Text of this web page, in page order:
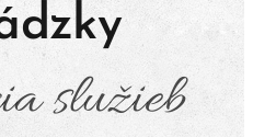
služieb